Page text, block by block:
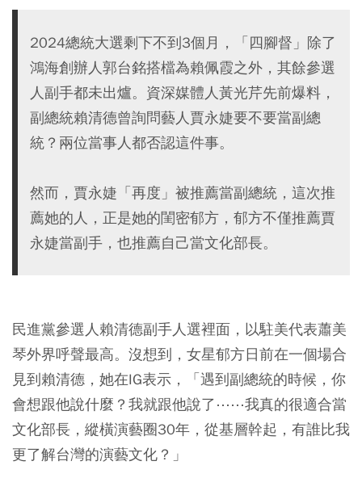
2024總統大選剩下不到3個月，「四腳督」除了
鴻海創辦人郭台銘搭檔為賴佩霞之外，其餘參選
人副手都未出爐。資深媒體人黃光芹先前爆料，
副總統賴清德曾詢問藝人賈永婕要不要當副總
統？兩位當事人都否認這件事。
然而，賈永婕「再度」被推薦當副總統，這次推
薦她的人，正是她的閨密郁方，郁方不僅推薦賈
永婕當副手，也推薦自己當文化部長。
民進黨參選人賴清德副手人選裡面，以駐美代表蕭美
琴外界呼聲最高。沒想到，女星郁方日前在一個場合
見到賴清德，她在IG表示，「遇到副總統的時候，你
會想跟他說什麼？我就跟他說了⋯⋯我真的很適合當
文化部長，縱橫演藝圈30年，從基層幹起，有誰比我
更了解台灣的演藝文化？」